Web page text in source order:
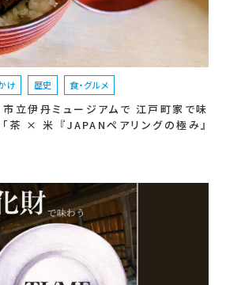
け 歴史 食・グルメ
市立伊丹ミュージアムで 江戸町家で味
茶 × 米 『JAPANペアリングの極み』